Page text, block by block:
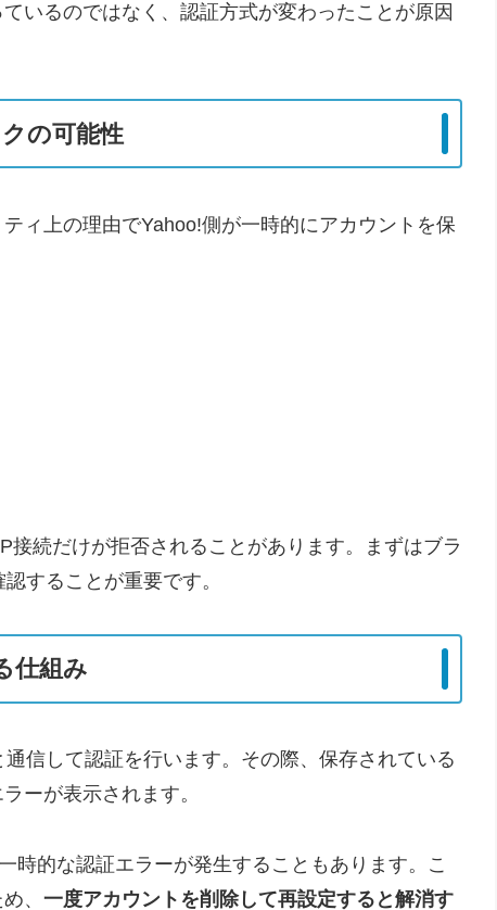
いるのではなく、認証方式が変わったことが原因
の可能性
ィ上の理由でYahoo!側が一時的にアカウントを保
続だけが拒否されることがあります。まずはブラ
することが重要です。
仕組み
信して認証を行います。その際、保存されている
ーが表示されます。
時的な認証エラーが発生することもあります。こ
、 一度アカウントを削除して再設定すると解消す